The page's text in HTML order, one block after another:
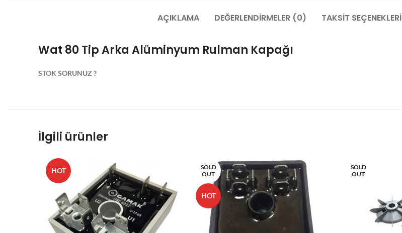
AÇIKLAMA DEĞERLENDIRMELER (0) TAKSIT SEÇENEKLERI
Wat 80 Tip Arka Alüminyum Rulman Kapağı
STOK SORUNUZ ?
İlgili ürünler
HOT
SOLD
OUT
HOT
SOLD
OUT